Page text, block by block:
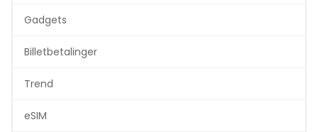
Gadgets
Billetbetalinger
Trend
eSIM